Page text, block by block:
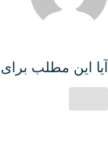
آیا این مطلب